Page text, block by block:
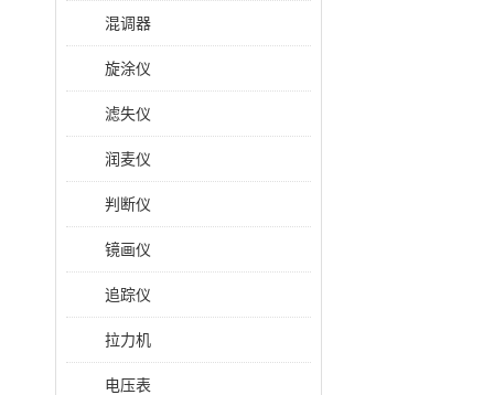
混调器
旋涂仪
滤失仪
润麦仪
判断仪
镜画仪
追踪仪
拉力机
电压表